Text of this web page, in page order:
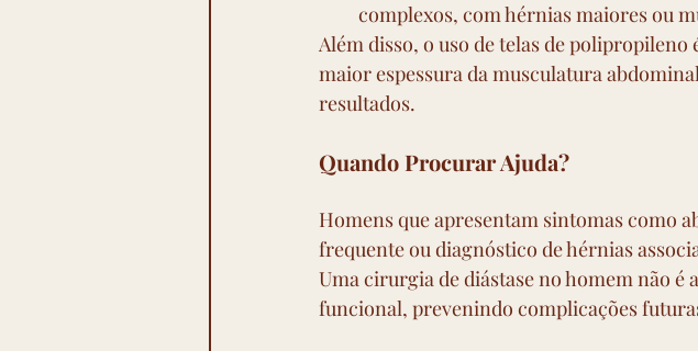
complexos, com hérnias maiores ou
Além disso, o uso de telas de
maior espessura da musculatura
resultados.
Quando Procurar Ajuda?
Homens que apresentam sintomas como
frequente ou diagnóstico de hérnias
Uma cirurgia de diástase no homem não é
funcional, prevenindo complicações